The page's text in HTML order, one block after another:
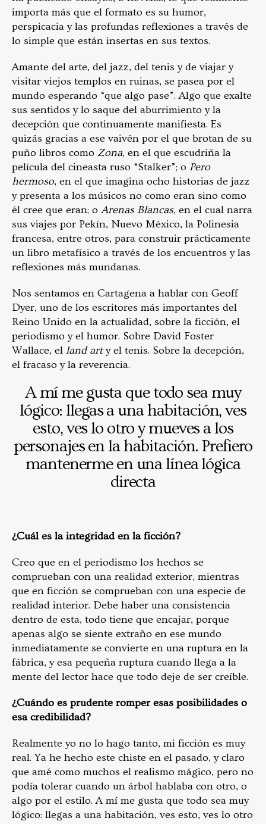
importa más que el formato es su humor,
perspicacia y las profundas reflexiones a través de
lo simple que están insertas en sus textos.
Amante del arte, del jazz, del tenis y de viajar y
visitar viejos templos en ruinas, se pasea por el
mundo esperando “que algo pase”. Algo que exalte
sus sentidos y lo saque del aburrimiento y la
decepción que continuamente manifiesta. Es
quizás gracias a ese vaivén por el que brotan de su
puño libros como Zona, en el que escudriña la
película del cineasta ruso “Stalker”; o Pero
hermoso, en el que imagina ocho historias de jazz
y presenta a los músicos no como eran sino como
él cree que eran; o Arenas Blancas, en el cual narra
sus viajes por Pekín, Nuevo México, la Polinesia
francesa, entre otros, para construir prácticamente
un libro metafísico a través de los encuentros y las
reflexiones más mundanas.
Nos sentamos en Cartagena a hablar con Geoff
Dyer, uno de los escritores más importantes del
Reino Unido en la actualidad, sobre la ficción, el
periodismo y el humor. Sobre David Foster
Wallace, el land arty el tenis. Sobre la decepción,
el fracaso y la reverencia.
A mí me gusta que todo sea muy
lógico: llegas a una habitación, ves
esto, ves lo otro y mueves a los
personajes en la habitación. Prefiero
mantenerme en una línea lógica
directa
¿Cuál es la integridad en la ficción?
Creo que en el periodismo los hechos se
comprueban con una realidad exterior, mientras
que en ficción se comprueban con una especie de
realidad interior. Debe haber una consistencia
dentro de esta, todo tiene que encajar, porque
apenas algo se siente extraño en ese mundo
inmediatamente se convierte en una ruptura en la
fábrica, y esa pequeña ruptura cuando llega a la
mente del lector hace que todo deje de ser creíble.
¿Cuándo es prudente romper esas posibilidades o
esa credibilidad?
Realmente yo no lo hago tanto, mi ficción es muy
real. Ya he hecho este chiste en el pasado, y claro
que amé como muchos el realismo mágico, pero no
podía tolerar cuando un árbol hablaba con otro, o
algo por el estilo. A mí me gusta que todo sea muy
lógico: llegas a una habitación, ves esto, ves lo otro